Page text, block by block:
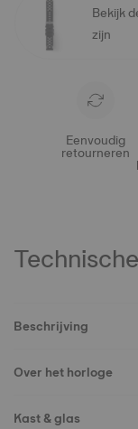
Bekijk
zijn
Eenvoudig
retourneren
Beschrijving
Over het horloge
Kast & glas